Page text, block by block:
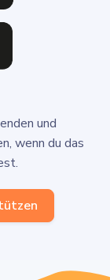
und
wenn du das